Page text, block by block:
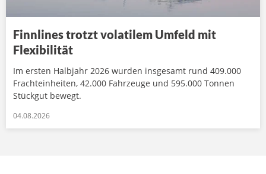
Finnlines trotzt volatilem Umfeld mit
Flexibilität
Im ersten Halbjahr 2026 wurden insgesamt rund 409.000
Frachteinheiten, 42.000 Fahrzeuge und 595.000 Tonnen
Stückgut bewegt.
04.08.2026